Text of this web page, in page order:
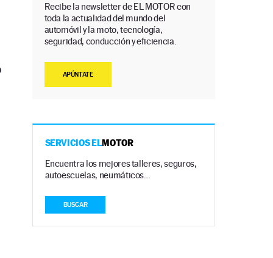
Recibe la newsletter de EL MOTOR con
toda la actualidad del mundo del
automóvil y la moto, tecnología,
seguridad, conducción y eficiencia.
APÚNTATE
SERVICIOS ELMOTOR
Encuentra los mejores talleres, seguros,
autoescuelas, neumáticos…
BUSCAR